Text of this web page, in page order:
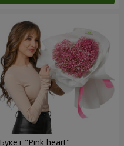
Букет "Pink heart"